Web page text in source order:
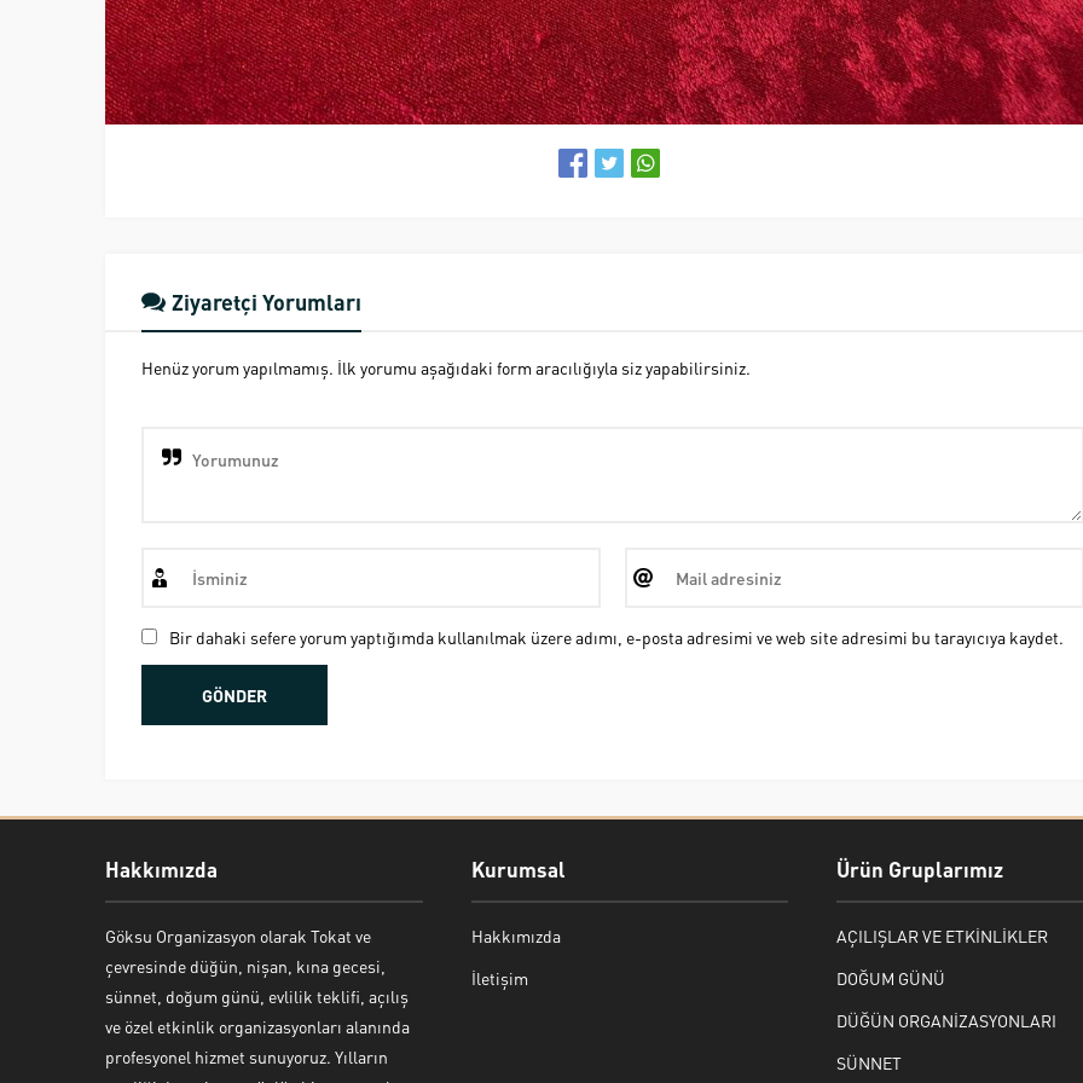
Ziyaretçi Yorumları
Henüz yorum yapılmamış. İlk yorumu aşağıdaki form aracılığıyla siz yapabilirsiniz.
Bir dahaki sefere yorum yaptığımda kullanılmak üzere adımı, e-posta adresimi ve web site adresimi bu tarayıcıya kaydet.
Hakkımızda
Göksu Organizasyon olarak Tokat ve
çevresinde düğün, nişan, kına gecesi,
sünnet, doğum günü, evlilik teklifi, açılış
ve özel etkinlik organizasyonları alanında
profesyonel hizmet sunuyoruz. Yılların
Kurumsal
Hakkımızda
İletişim
Ürün Gruplarımız
AÇILIŞLAR VE ETKİNLİKLER
DOĞUM GÜNÜ
DÜĞÜN ORGANİZASYONLARI
SÜNNET
Bekir Kiper